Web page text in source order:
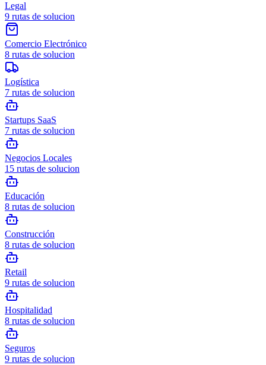
Legal
9 rutas de solucion
Comercio Electrónico
8 rutas de solucion
Logística
7 rutas de solucion
Startups SaaS
7 rutas de solucion
Negocios Locales
15 rutas de solucion
Educación
8 rutas de solucion
Construcción
8 rutas de solucion
Retail
9 rutas de solucion
Hospitalidad
8 rutas de solucion
Seguros
9 rutas de solucion